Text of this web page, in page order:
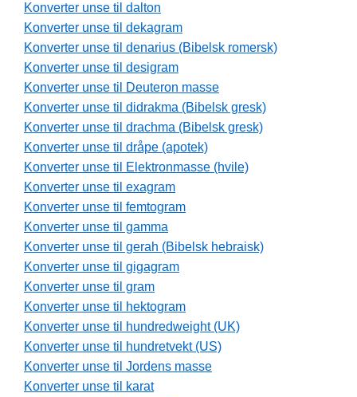
Konverter unse til dalton
Konverter unse til dekagram
Konverter unse til denarius (Bibelsk romersk)
Konverter unse til desigram
Konverter unse til Deuteron masse
Konverter unse til didrakma (Bibelsk gresk)
Konverter unse til drachma (Bibelsk gresk)
Konverter unse til dråpe (apotek)
Konverter unse til Elektronmasse (hvile)
Konverter unse til exagram
Konverter unse til femtogram
Konverter unse til gamma
Konverter unse til gerah (Bibelsk hebraisk)
Konverter unse til gigagram
Konverter unse til gram
Konverter unse til hektogram
Konverter unse til hundredweight (UK)
Konverter unse til hundretvekt (US)
Konverter unse til Jordens masse
Konverter unse til karat